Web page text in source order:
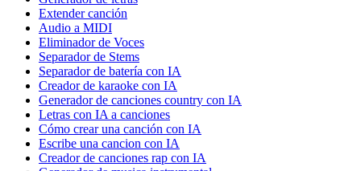
Extender canción
Audio a MIDI
Eliminador de Voces
Separador de Stems
Separador de batería con IA
Creador de karaoke con IA
Generador de canciones country con IA
Letras con IA a canciones
Cómo crear una canción con IA
Escribe una cancion con IA
Creador de canciones rap con IA